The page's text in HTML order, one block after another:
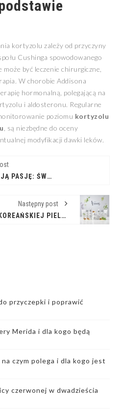
kortyzolu zależy od przyczyny
Cushinga spowodowanego
być leczenie chirurgiczne,
W chorobie Addisona
hormonalną, polegającą na
i aldosteronu. Regularne
poziomu kortyzolu
, są niezbędne do oceny
modyfikacji dawki leków.
ODKRYJ SWOJĄ PASJĘ: ŚWIAT KLUBÓW ZAINTERESOWAŃ
Następny post
SEKRET KOREAŃSKIEJ PIELĘGNACJI: KREMY Z MUCYNĄ ŚLIMAKA
przyczepki i poprawić
Merida i dla kogo będą
czym polega i dla kogo jest
czerwonej w dwadzieścia